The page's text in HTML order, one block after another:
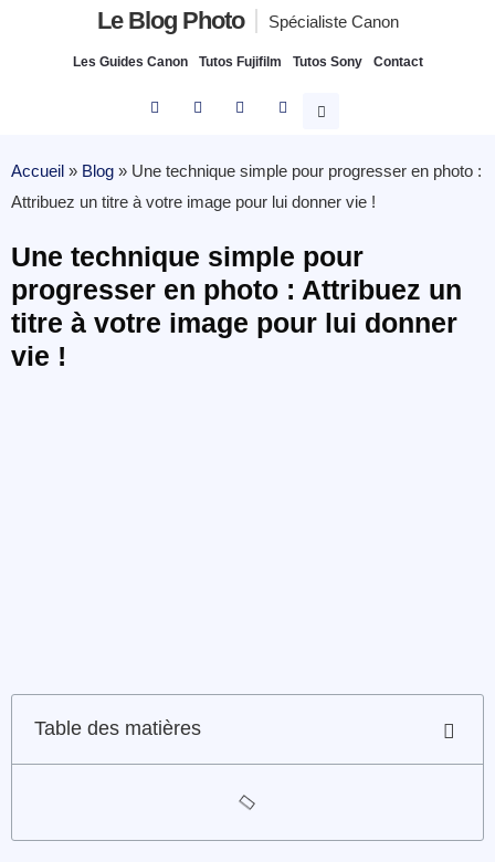
Le Blog Photo Spécialiste Canon
Les Guides Canon Tutos Fujifilm Tutos Sony Contact
Accueil » Blog » Une technique simple pour progresser en photo :
Attribuez un titre à votre image pour lui donner vie !
Une technique simple pour
progresser en photo : Attribuez un
titre à votre image pour lui donner
vie !
Table des matières